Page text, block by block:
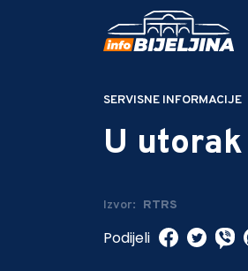
SERVISNE INFORMACIJE
U
Izvor: RTRS
Podijeli